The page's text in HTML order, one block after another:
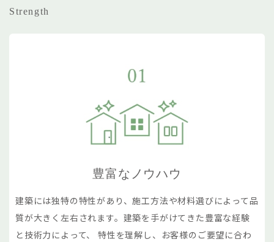
Strength
豊富なノウハウ
建築には独特の特性があり、施工方法や材料選びによって品
質が大きく左右されます。建築を手がけてきた豊富な経験
と技術力によって、 特性を理解し、お客様のご要望に合わ